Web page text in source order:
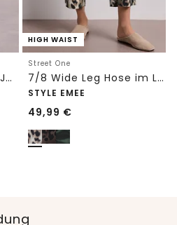
High Waist Barrel Leg Jeans im Loose Fit
HIGH WAIST
Street One
7/8 Wide Leg Hose im Loose Fit mit Print
STYLE EMEE
49,99 €